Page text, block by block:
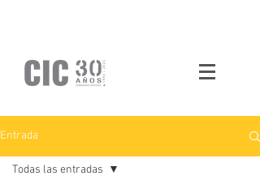
Entrada
Todas las entradas